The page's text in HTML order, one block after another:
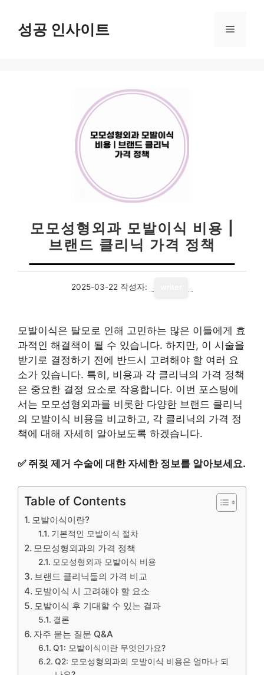
성공 인사이트 메
모모성형외과 모발이식 비용 |
브랜드 클리닉 가격 정책
2025-03-22 작성자:
모발이식은 탈모로 인해 고민하는 많은 이들에게 효
과적인 해결책이 될 수 있습니다. 하지만, 이 시술을
받기로 결정하기 전에 반드시 고려해야 할 여러 요
소가 있습니다. 특히, 비용과 각 클리닉의 가격 정책
은 중요한 결정 요소로 작용합니다. 이번 포스팅에
서는 모모성형외과를 비롯한 다양한 브랜드 클리닉
의 모발이식 비용을 비교하고, 각 클리닉의 가격 정
책에 대해 자세히 알아보도록 하겠습니다.
✅ 쥐젖 제거 수술에 대한 자세한 정보를 알아보세요.
Table of Contents
모발이식이란?
기본적인 모발이식 절차
모모성형외과의 가격 정책
모모성형외과 모발이식 비용
브랜드 클리닉들의 가격 비교
모발이식 시 고려해야 할 요소
모발이식 후 기대할 수 있는 결과
결론
자주 묻는 질문 Q&A
Q1: 모발이식이란 무엇인가요?
Q2: 모모성형외과의 모발이식 비용은 얼마나 되